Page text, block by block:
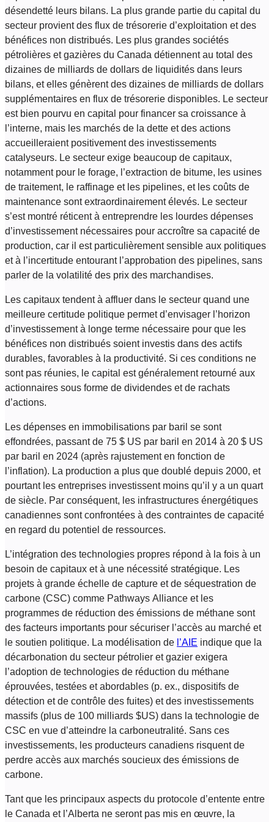
désendetté leurs bilans. La plus grande partie du capital du
secteur provient des flux de trésorerie d’exploitation et des
bénéfices non distribués. Les plus grandes sociétés
pétrolières et gazières du Canada détiennent au total des
dizaines de milliards de dollars de liquidités dans leurs
bilans, et elles génèrent des dizaines de milliards de dollars
supplémentaires en flux de trésorerie disponibles. Le secteur
est bien pourvu en capital pour financer sa croissance à
l’interne, mais les marchés de la dette et des actions
accueilleraient positivement des investissements
catalyseurs. Le secteur exige beaucoup de capitaux,
notamment pour le forage, l’extraction de bitume, les usines
de traitement, le raffinage et les pipelines, et les coûts de
maintenance sont extraordinairement élevés. Le secteur
s’est montré réticent à entreprendre les lourdes dépenses
d’investissement nécessaires pour accroître sa capacité de
production, car il est particulièrement sensible aux politiques
et à l’incertitude entourant l’approbation des pipelines, sans
parler de la volatilité des prix des marchandises.
Les capitaux tendent à affluer dans le secteur quand une
meilleure certitude politique permet d’envisager l’horizon
d’investissement à longe terme nécessaire pour que les
bénéfices non distribués soient investis dans des actifs
durables, favorables à la productivité. Si ces conditions ne
sont pas réunies, le capital est généralement retourné aux
actionnaires sous forme de dividendes et de rachats
d’actions.
Les dépenses en immobilisations par baril se sont
effondrées, passant de 75 $ US par baril en 2014 à 20 $ US
par baril en 2024 (après rajustement en fonction de
l’inflation). La production a plus que doublé depuis 2000, et
pourtant les entreprises investissent moins qu’il y a un quart
de siècle. Par conséquent, les infrastructures énergétiques
canadiennes sont confrontées à des contraintes de capacité
en regard du potentiel de ressources.
L’intégration des technologies propres répond à la fois à un
besoin de capitaux et à une nécessité stratégique. Les
projets à grande échelle de capture et de séquestration de
carbone (CSC) comme Pathways Alliance et les
programmes de réduction des émissions de méthane sont
des facteurs importants pour sécuriser l’accès au marché et
le soutien politique. La modélisation de l’AIE indique que la
décarbonation du secteur pétrolier et gazier exigera
l’adoption de technologies de réduction du méthane
éprouvées, testées et abordables (p. ex., dispositifs de
détection et de contrôle des fuites) et des investissements
massifs (plus de 100 milliards $US) dans la technologie de
CSC en vue d’atteindre la carboneutralité. Sans ces
investissements, les producteurs canadiens risquent de
perdre accès aux marchés soucieux des émissions de
carbone.
Tant que les principaux aspects du protocole d’entente entre
le Canada et l’Alberta ne seront pas mis en œuvre, la